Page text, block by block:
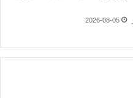
2026-08-05